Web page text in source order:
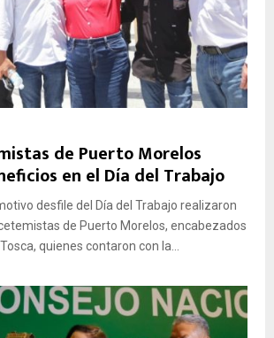
de Puerto Morelos
en el Día del Trabajo
desfile del Día del Trabajo realizaron
de Puerto Morelos, encabezados
quienes contaron con la...